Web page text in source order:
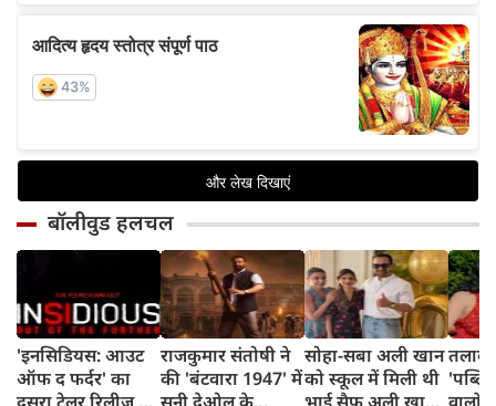
बॉलीवुड हलचल
'इनसिडियस: आउट
ऑफ द फर्दर' का
राजकुमार संतोषी ने
की 'बंटवारा 1947' में
सोहा-सबा अली खान
को स्कूल में मिली थी